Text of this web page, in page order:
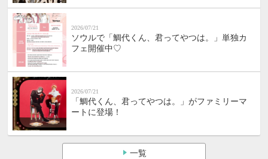
2026/07/21
ソウルで「鯛代くん、君ってやつは。」単独カ
フェ開催中♡
2026/07/21
「鯛代くん、君ってやつは。」がファミリーマ
ートに登場！
一覧